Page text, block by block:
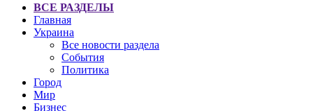
ВСЕ РАЗДЕЛЫ
Главная
Украина
Все новости раздела
События
Политика
Город
Мир
Бизнес